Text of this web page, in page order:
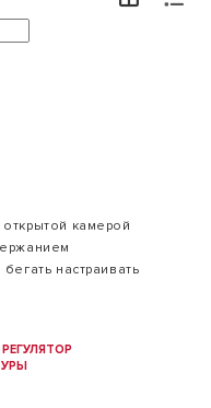
камерой
настраивать